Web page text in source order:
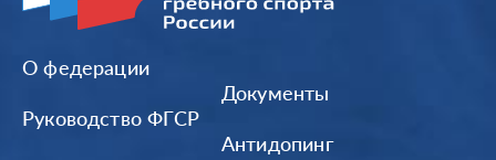
О федерации
Руководство ФГСР
Документы
Антидопинг